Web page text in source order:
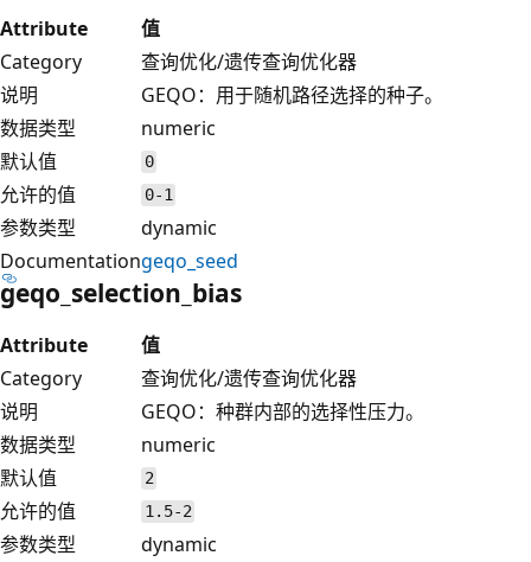
Attribute
值
Category
查询优化/遗传查询优化器
说明
GEQO：用于随机路径选择的种子。
数据类型
numeric
默认值
0
允许的值 0-1
参数类型
dynamic
Documentationgeqo_seed
geqo_selection_bias
Attribute
值
Category
查询优化/遗传查询优化器
说明
GEQO：种群内部的选择性压力。
数据类型
numeric
默认值
2
允许的值 1.5-2
参数类型
dynamic